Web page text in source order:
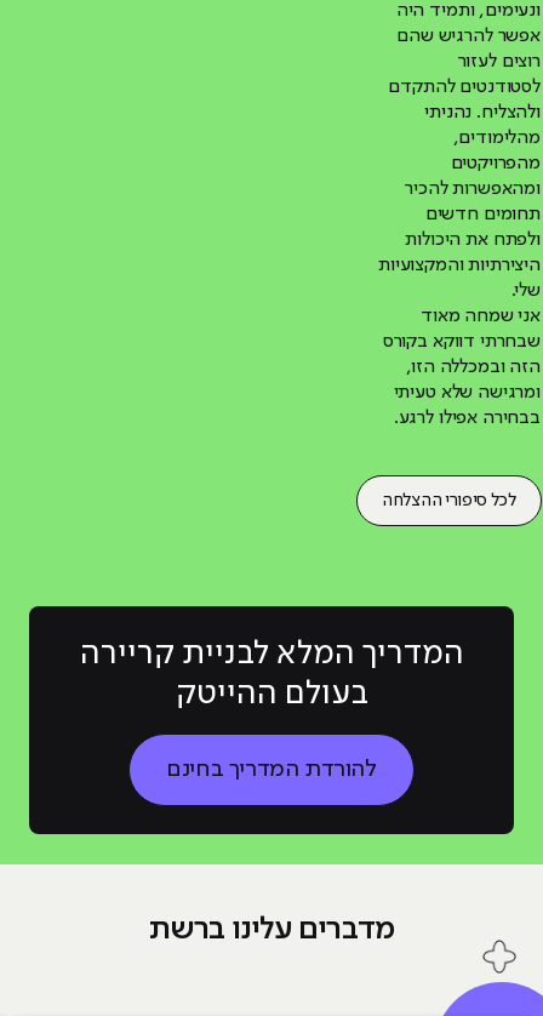
ונעימים, ותמיד היה
אפשר להרגיש שהם
רוצים לעזור
לסטודנטים להתקדם
ולהצליח. נהניתי
מהלימודים,
מהפרויקטים
ומהאפשרות להכיר
תחומים חדשים
ולפתח את היכולות
היצירתיות והמקצועיות
שלי.
אני שמחה מאוד
שבחרתי דווקא בקורס
הזה ובמכללה הזו,
ומרגישה שלא טעיתי
בבחירה אפילו לרגע.
לכל סיפורי ההצלחה
המדריך המלא לבניית קריירה
בעולם ההייטק
להורדת המדריך בחינם
מדברים עלינו ברשת